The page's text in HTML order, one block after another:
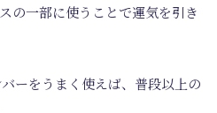
の一部に使うことで運気を引き
ーをうまく使えば、普段以上の